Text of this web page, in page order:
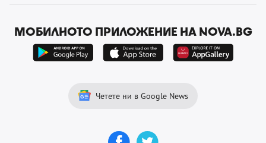
МОБИЛНОТО ПРИЛОЖЕНИЕ НА NOVA.BG
Четете ни в Google News